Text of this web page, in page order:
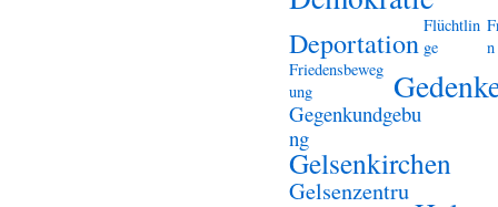
Deportation
Flüchtlin
ge
n
Friedensbeweg
ung
Gegenkundgebu
ng
Gelsenkirchen
Gelsenzentru